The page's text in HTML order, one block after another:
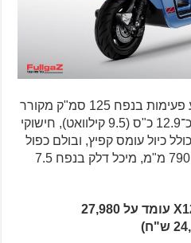
מגיע עם מנוע ארבע פעימות בנפח 125 סמ"ק מקורר
נוזל (אוויר ב־V), בהספק של כ־12.9 כ"ס (9.5 קילוואט), חישוקי
כולל כיול עומס קפיץ, ובולם כפול
מאחור. גובה מושב עומד על 790 מ"מ, מיכל דלק בנפח 7.5
מחירה של הלמברטה X125 עומד על 27,980